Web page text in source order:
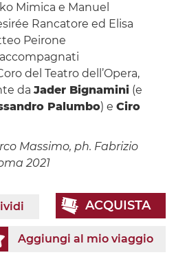
Mimica e Manuel
Rancatore ed Elisa
Peirone
del Teatro dell’Opera,
da Jader Bignamini(e
Palumbo) e Ciro
Massimo, ph. Fabrizio
2021
ACQUISTA
Aggiungi al mio viaggio